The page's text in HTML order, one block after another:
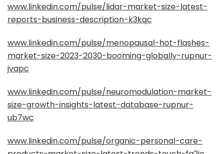
www.linkedin.com/pulse/lidar-market-size-latest-
reports-business-description-k3kqc
www.linkedin.com/pulse/menopausal-hot-flashes-
market-size-2023-2030-booming-globally-rupnur-
jvapc
www.linkedin.com/pulse/neuromodulation-market-
size-growth-insights-latest-database-rupnur-
ub7wc
www.linkedin.com/pulse/organic-personal-care-